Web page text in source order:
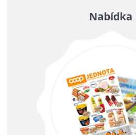
Nabídka